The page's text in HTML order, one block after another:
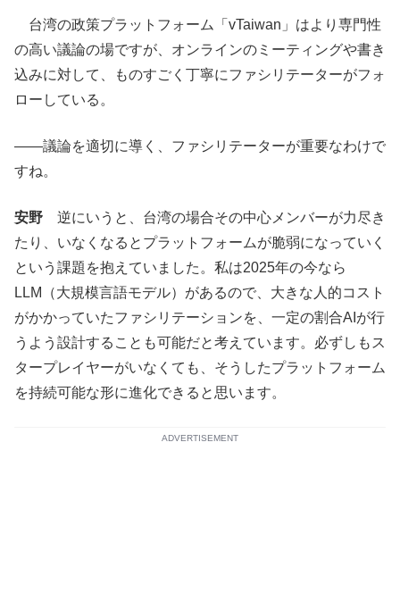
台湾の政策プラットフォーム「vTaiwan」はより専門性
の高い議論の場ですが、オンラインのミーティングや書き
込みに対して、ものすごく丁寧にファシリテーターがフォ
ローしている。
――議論を適切に導く、ファシリテーターが重要なわけで
すね。
安野 逆にいうと、台湾の場合その中心メンバーが力尽き
たり、いなくなるとプラットフォームが脆弱になっていく
という課題を抱えていました。私は2025年の今なら
LLM（大規模言語モデル）があるので、大きな人的コスト
がかかっていたファシリテーションを、一定の割合AIが行
うよう設計することも可能だと考えています。必ずしもス
タープレイヤーがいなくても、そうしたプラットフォーム
を持続可能な形に進化できると思います。
ADVERTISEMENT